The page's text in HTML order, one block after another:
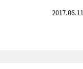
2017.06.11